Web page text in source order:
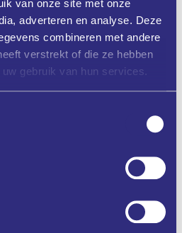
van onze site met onze
adverteren en analyse. Deze
combineren met andere
verstrekt of die ze hebben
gebruik van hun services.
over digitalisering
(BIC 1)